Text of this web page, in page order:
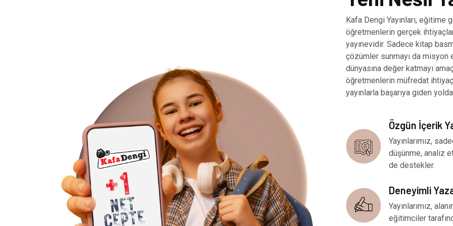
Kafa Dengi Yayınları, eğitime
öğretmenlerin gerçek
yayınevidir. Sadece kitap
çözümler sunmayı da
dünyasına değer katmayı
öğretmenlerin müfredat
yayınlarla başarıya giden
Özgün İçerik
Yayınlarımız,
düşünme, analiz
de destekler.
Deneyimli
Yayınlarımız,
eğitimciler